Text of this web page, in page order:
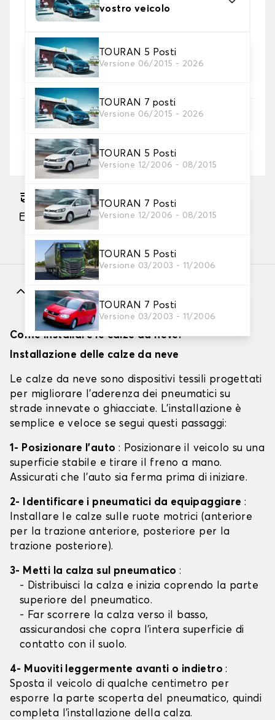
vostro veicolo
TOURAN 5 Posti
Versione 06/2015 - 2026
TOURAN 7 posti
Versione 06/2015 - 2026
TOURAN 5 Posti
Versione 12/2006 - 08/2015
TOURAN 7 Posti
Versione 12/2006 - 08/2015
TOURAN 5 Posti
Versione 03/2003 - 11/2006
TOURAN 7 Posti
Versione 03/2003 - 11/2006
2. Finitura a calza
Scegli le calze da neve adatte alle tue necessità
3. Dimensioni
Inserire le dimensioni del pneumatico
Dove posso trovare le misure dei pneumatici?
Consegna gratuita stimata su 13/08/2026
Pagamento in 3x gratuito, a partire da 60 euro
di acquisto.
Caratteristiche
Come installare le calze da neve?
Installazione delle calze da neve
Le calze da neve sono dispositivi tessili progettati
per migliorare l'aderenza dei pneumatici su
strade innevate o ghiacciate. L'installazione è
semplice e veloce se segui questi passaggi:
1- Posizionare l'auto : Posizionare il veicolo su una
superficie stabile e tirare il freno a mano.
Assicurati che l'auto sia ferma prima di iniziare.
2- Identificare i pneumatici da equipaggiare :
Installare le calze sulle ruote motrici (anteriore
per la trazione anteriore, posteriore per la
trazione posteriore).
3- Metti la calza sul pneumatico:
- Distribuisci la calza e inizia coprendo la parte
superiore del pneumatico.
- Far scorrere la calza verso il basso,
assicurandosi che copra l'intera superficie di
contatto con il suolo.
4- Muoviti leggermente avanti o indietro:
Sposta il veicolo di qualche centimetro per
esporre la parte scoperta del pneumatico, quindi
completa l'installazione della calza.